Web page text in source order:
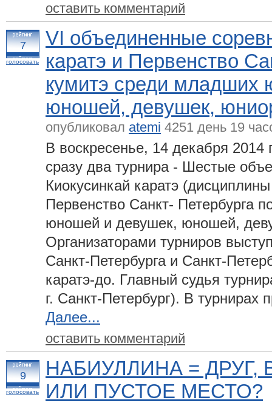
оставить комментарий
7
голосовать
VI объединенные
каратэ и Первенство
кумитэ среди младших
юношей, девушек,
опубликовал atemi 4251 день 19
В воскресенье, 14 декабря
сразу два турнира - Шестые
Киокусинкай каратэ
Первенство Санкт- Петербурга
юношей и девушек, юношей,
Организаторами турниров
Санкт-Петербурга и Санкт-
каратэ-до. Главный судья
г. Санкт-Петербург). В турнирах
Далее...
оставить комментарий
9
голосовать
НАБИУЛЛИНА = ДРУГ,
ИЛИ ПУСТОЕ МЕСТО?